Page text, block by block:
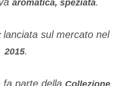
aromatica, speziata
lanciata sul mercato nel
2015.
fa parte della Collezione